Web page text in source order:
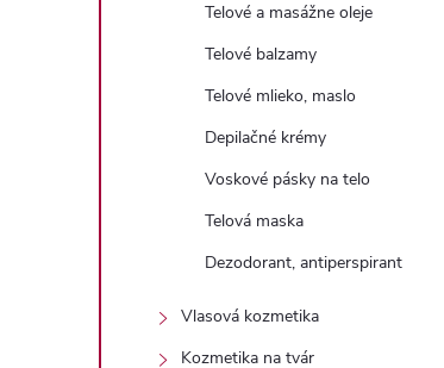
Telové a masážne oleje
Telové balzamy
Telové mlieko, maslo
Depilačné krémy
Voskové pásky na telo
Telová maska
Dezodorant, antiperspirant
Vlasová kozmetika
Kozmetika na tvár